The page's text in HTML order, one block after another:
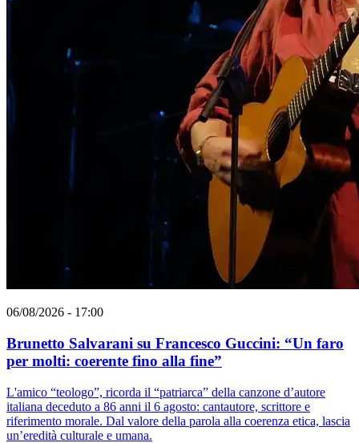
06/08/2026 - 17:00
Brunetto Salvarani su Francesco Guccini: “Un faro
per molti: coerente fino alla fine”
L'amico “teologo”, ricorda il “patriarca” della canzone d’autore
italiana deceduto a 86 anni il 6 agosto: cantautore, scrittore e
riferimento morale. Dal valore della parola alla coerenza etica, lascia
un’eredità culturale e umana.